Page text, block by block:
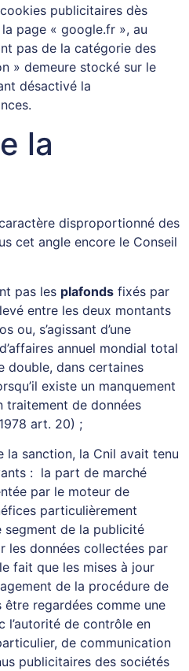
publicitaires dès
la page « google.fr », au
pas de la catégorie des
» demeure stocké sur le
désactivé la
la
disproportionné des
cet angle encore le Conseil
pas les plafonds fixés par
entre les deux montants
ou, s’agissant d’une
annuel mondial total
double, dans certaines
existe un manquement
traitement de données
art. 20) ;
sanction, la Cnil avait tenu
: la part de marché
par le moteur de
particulièrement
de la publicité
les données collectées par
fait que les mises à jour
de la procédure de
regardées comme une
l’autorité de contrôle en
de communication
publicitaires des sociétés